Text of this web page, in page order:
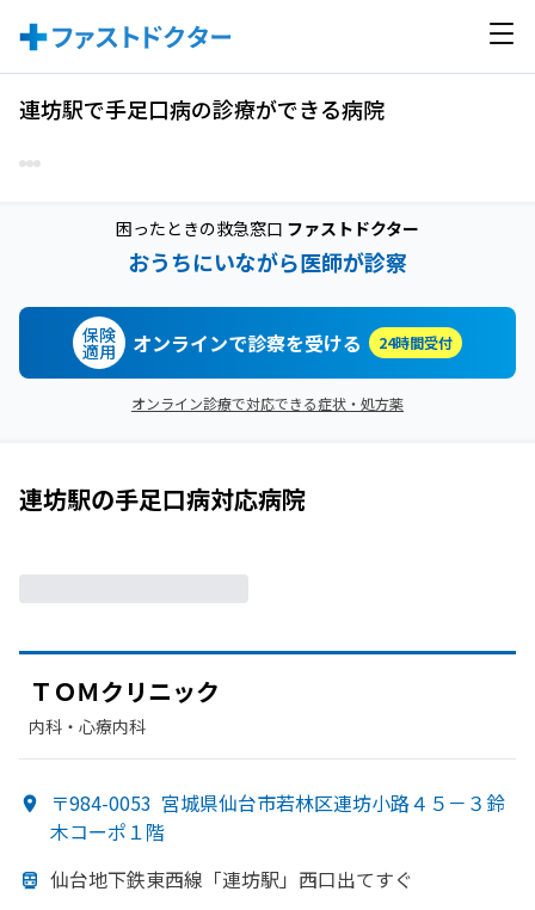
連坊駅で手足口病の診療ができる病院
困ったときの救急窓口 ファストドクター
おうちにいながら医師が診察
保険
適用 オンラインで診察を受ける 24時間受付
オンライン診療で対応できる症状・処方薬
連坊駅の手足口病対応病院
ＴＯＭクリニック
内科・​心療内科
〒984-0053 宮城県仙台市若林区連坊小路４５－３鈴
木コーポ１階
仙台地下鉄東西線 「連坊駅」 西口出てすぐ